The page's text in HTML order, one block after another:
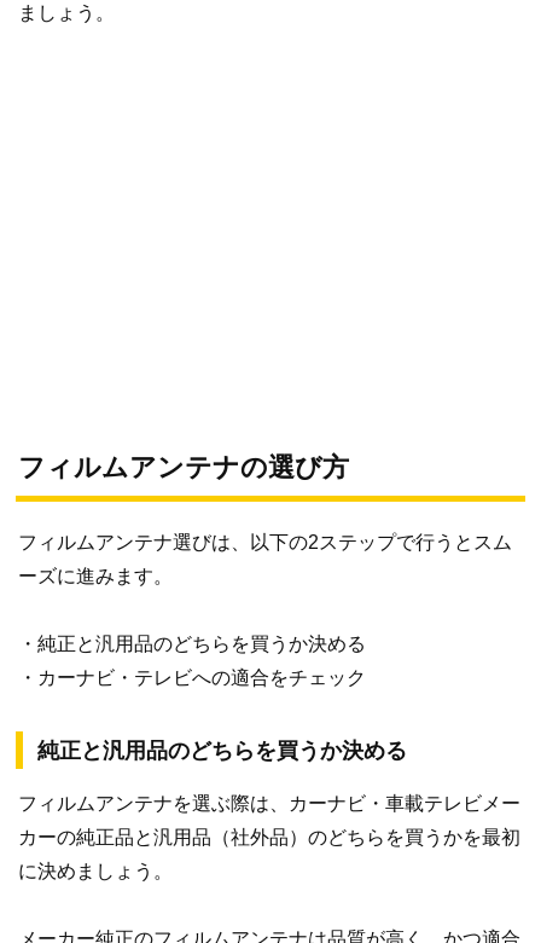
ましょう。
フィルムアンテナの選び方
フィルムアンテナ選びは、以下の2ステップで行うとスム
ーズに進みます。
・純正と汎用品のどちらを買うか決める
・カーナビ・テレビへの適合をチェック
純正と汎用品のどちらを買うか決める
フィルムアンテナを選ぶ際は、カーナビ・車載テレビメー
カーの純正品と汎用品（社外品）のどちらを買うかを最初
に決めましょう。